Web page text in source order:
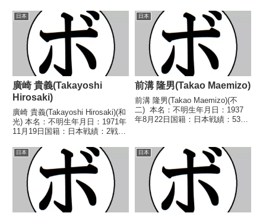
(東拳)■1949年度東日本フライ級
新人王予選19...
ル】なし 【戦歴】1962/01/05
○1RKO 小川 正春(東邦)1962...
日本
廣崎 貴義(Takayoshi
Hirosaki)
廣崎 貴義(Takayoshi Hirosaki)(和
光) 本名：不明生年月日：1971年
11月19日国籍：日本戦績：2戦1
し 【戦歴】1993/07/11 ○4R判
定 (採点不明) 脇田 洋忠
(緑)■1993年度...
日本
前溝 隆男(Takao Maemizo)
前溝 隆男(Takao Maemizo)(不
二) 本名：不明生年月日：1937
年8月22日国籍：日本戦績：53戦
新人王第10代日本ミドル級王座
第12代日本ミドル級王...
日本 日本